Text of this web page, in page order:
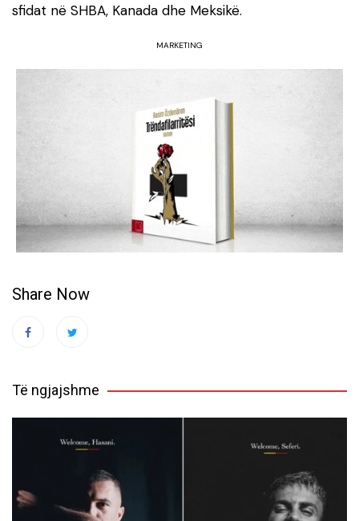
sfidat në SHBA, Kanada dhe Meksikë.
MARKETING
Share Now
Të ngjajshme